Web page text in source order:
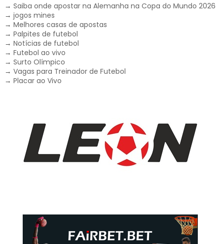
→ Saiba onde apostar na Alemanha na Copa do Mundo 2026
→ jogos mines
→ Melhores casas de apostas
→ Palpites de futebol
→ Notícias de futebol
→ Futebol ao vivo
→ Surto Olímpico
→ Vagas para Treinador de Futebol
→ Placar ao Vivo